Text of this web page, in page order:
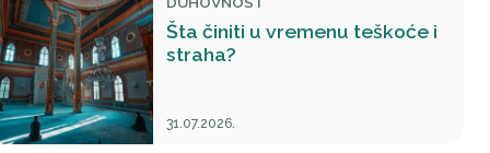
Šta činiti u vremenu teškoće i
straha?
31.07.2026.